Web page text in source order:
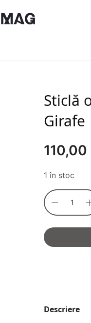
Sticlă
Girafe
110,00
1 în stoc
Descriere